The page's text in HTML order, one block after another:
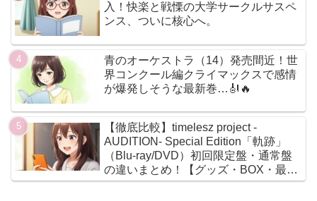
入！快楽と戦慄の大学サークルサスペ
ンス、ついに核心へ。
青のオーケストラ（14）発売間近！世
界コンクール編クライマックスで感情
が爆発しそうな最新巻…🎻🔥
【徹底比較】timelesz project -
AUDITION- Special Edition「軌跡」
（Blu-ray/DVD）初回限定盤・通常盤
の違いまとめ！【グッズ・BOX・最安
値】